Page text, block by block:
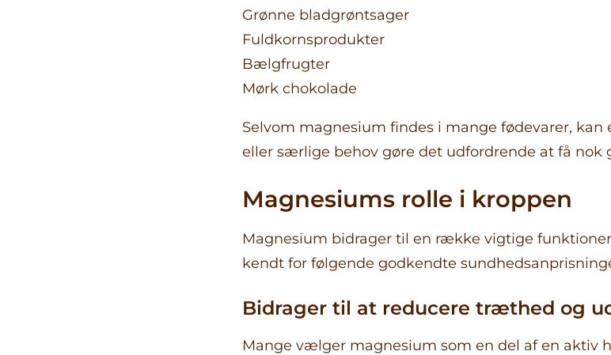
Grønne bladgrøntsager
Fuldkornsprodukter
Bælgfrugter
Mørk chokolade
Selvom magnesium findes i mange fødevarer, kan
eller særlige behov gøre det udfordrende at få nok
Magnesiums rolle i kroppen
Magnesium bidrager til en række vigtige
kendt for følgende godkendte
Bidrager til at reducere træthed og
Mange vælger magnesium som en del af en aktiv